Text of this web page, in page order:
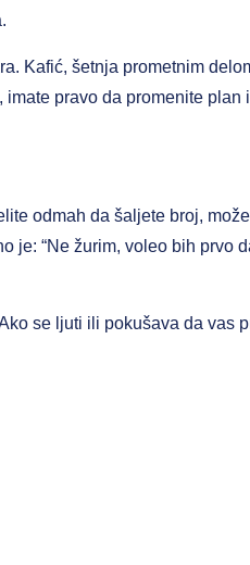
Kafić, šetnja prometnim
pravo da promenite plan
odmah da šaljete broj,
je: “Ne žurim, voleo bih prvo
se ljuti ili pokušava da vas